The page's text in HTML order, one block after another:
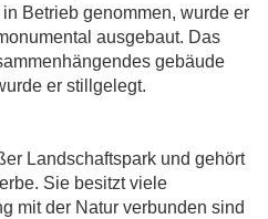
Betrieb genommen, wurde er
ausgebaut. Das
gebäude
er stillgelegt.
Landschaftspark und gehört
Sie besitzt viele
mit der Natur verbunden sind